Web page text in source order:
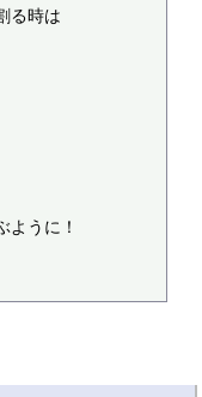
る時は
ように！